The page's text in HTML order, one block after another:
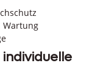
Wartung